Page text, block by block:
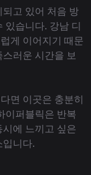
고 있어 처음 방
있습니다. 강남 디
게 이어지기 때문
러운 시간을 보
면 이곳은 충분히
이퍼블릭은 반복
에 느끼고 싶은
니다.